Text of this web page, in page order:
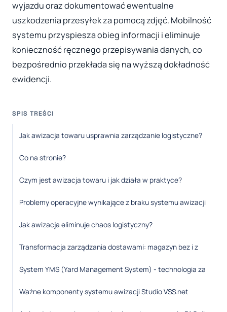
wyjazdu oraz dokumentować ewentualne
uszkodzenia przesyłek za pomocą zdjęć. Mobilność
systemu przyspiesza obieg informacji i eliminuje
konieczność ręcznego przepisywania danych, co
bezpośrednio przekłada się na wyższą dokładność
ewidencji.
SPIS TREŚCI
Jak awizacja towaru usprawnia zarządzanie logistyczne?
Co na stronie?
Czym jest awizacja towaru i jak działa w praktyce?
Problemy operacyjne wynikające z braku systemu awizacji
Jak awizacja eliminuje chaos logistyczny?
Transformacja zarządzania dostawami: magazyn bez i z
System YMS (Yard Management System) - technologia za
Ważne komponenty systemu awizacji Studio VSS.net